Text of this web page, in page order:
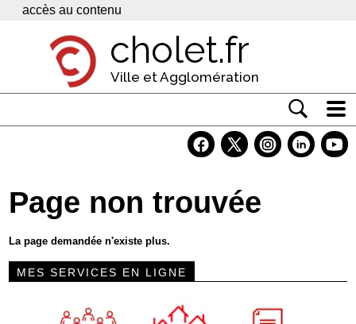
Panneau de gestion des cookies
accès au contenu
cholet.fr
Ville et Agglomération
Economie
Services
Contacts
Page non trouvée
La page demandée n'existe plus.
MES SERVICES EN LIGNE